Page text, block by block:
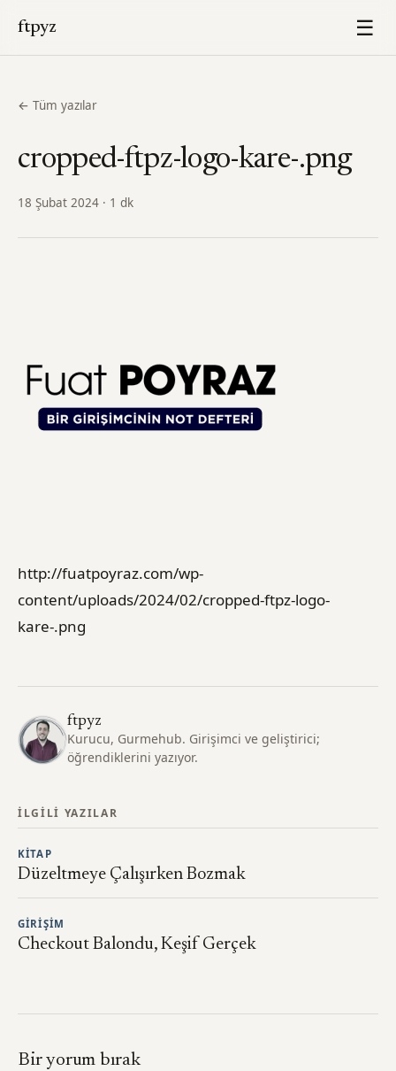
ftpyz ☰
← Tüm yazılar
cropped-ftpz-logo-kare-.png
18 Şubat 2024 · 1 dk
http://fuatpoyraz.com/wp-
content/uploads/2024/02/cropped-ftpz-logo-
kare-.png
ftpyz
Kurucu, Gurmehub. Girişimci ve geliştirici;
öğrendiklerini yazıyor.
İLGILI YAZILAR
KITAP
Düzeltmeye Çalışırken Bozmak
GIRIŞIM
Checkout Balondu, Keşif Gerçek
Bir yorum bırak